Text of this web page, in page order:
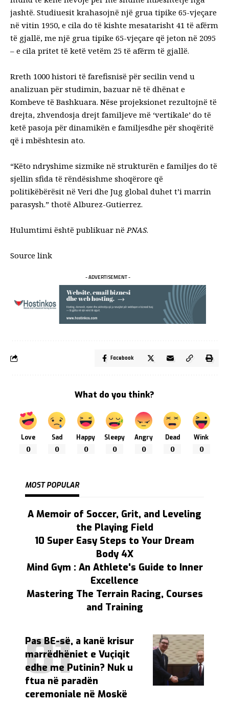
jashtë. Studiuesit krahasojnë një grua tipike 65-vjeçare
në vitin 1950, e cila do të kishte mesatarisht 41 të afërm
të gjallë, me një grua tipike 65-vjeçare që jeton në 2095
– e cila pritet të ketë vetëm 25 të afërm të gjallë.
Rreth 1000 histori të farefisnisë për secilin vend u
analizuan për studimin, bazuar në të dhënat e
Kombeve të Bashkuara. Nëse projeksionet rezultojnë të
drejta, zhvendosja drejt familjeve më ‘vertikale’ do të
ketë pasoja për dinamikën e familjesdhe për shoqëritë
që i mbështesin ato.
“Këto ndryshime sizmike në strukturën e familjes do të
sjellin sfida të rëndësishme shoqërore që
politikëbërësit në Veri dhe Jug global duhet t’i marrin
parasysh.” thotë Alburez-Gutierrez.
Hulumtimi është publikuar në PNAS.
Source link
- ADVERTISEMENT -
Facebook
What do you think?
Love
0
Sad
0
Happy
0
Sleepy
0
Angry
0
Dead
0
Wink
0
MOST POPULAR
A Memoir of Soccer, Grit, and Leveling
the Playing Field
10 Super Easy Steps to Your Dream
Body 4X
Mind Gym : An Athlete's Guide to Inner
Excellence
Mastering The Terrain Racing, Courses
and Training
Pas BE-së, a kanë krisur
marrëdhëniet e Vuçiqit
edhe me Putinin? Nuk u
ftua në paradën
ceremoniale në Moskë